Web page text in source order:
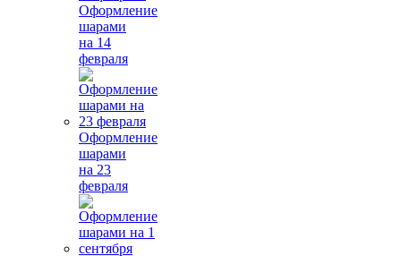
Оформление
шарами
на 14
февраля
Оформление
шарами
на 23
февраля